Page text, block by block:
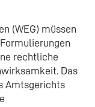
(WEG) müssen
rechtliche
Das
Amtsgerichts